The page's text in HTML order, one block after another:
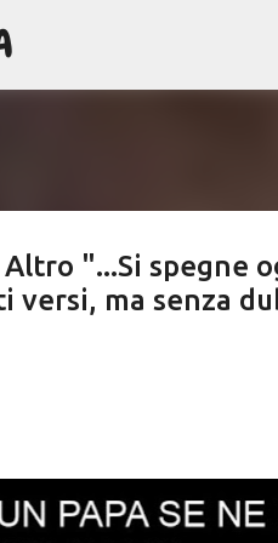
"...Si spegne
ma senza